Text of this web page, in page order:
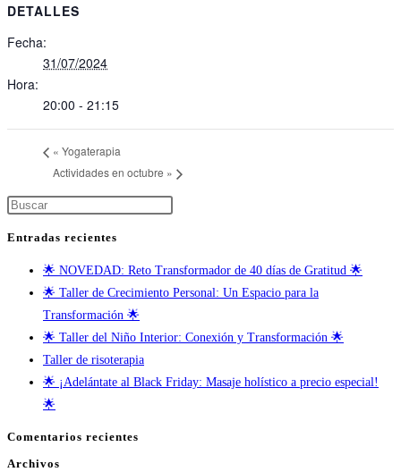
DETALLES
Fecha:
31/07/2024
Hora:
20:00 - 21:15
« Yogaterapia
Actividades en octubre »
Entradas recientes
🌟 NOVEDAD: Reto Transformador de 40 días de Gratitud 🌟
🌟 Taller de Crecimiento Personal: Un Espacio para la
Transformación 🌟
🌟 Taller del Niño Interior: Conexión y Transformación 🌟
Taller de risoterapia
🌟 ¡Adelántate al Black Friday: Masaje holístico a precio especial!
🌟
Comentarios recientes
Archivos